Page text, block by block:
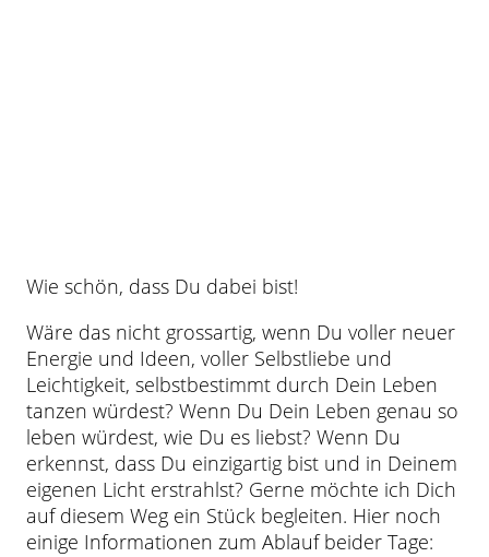
Wie schön, dass Du dabei bist!
Wäre das nicht grossartig, wenn Du voller neuer
Energie und Ideen, voller Selbstliebe und
Leichtigkeit, selbstbestimmt durch Dein Leben
tanzen würdest? Wenn Du Dein Leben genau so
leben würdest, wie Du es liebst? Wenn Du
erkennst, dass Du einzigartig bist und in Deinem
eigenen Licht erstrahlst? Gerne möchte ich Dich
auf diesem Weg ein Stück begleiten. Hier noch
einige Informationen zum Ablauf beider Tage: